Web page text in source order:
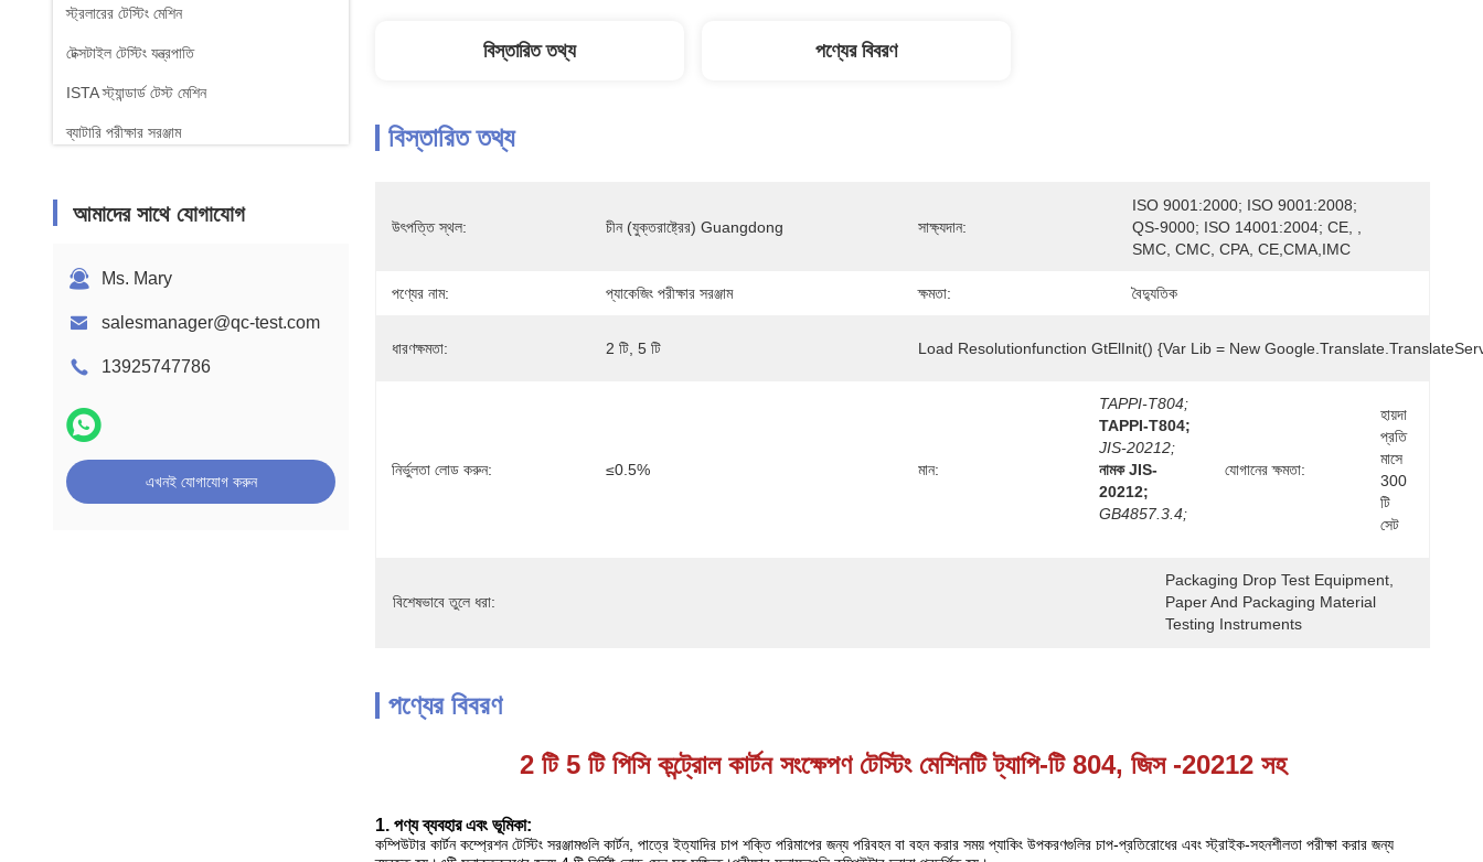
স্ট্রলারের টেস্টিং মেশিন
টেক্সটাইল টেস্টিং যন্ত্রপাতি
ISTA স্ট্যান্ডার্ড টেস্ট মেশিন
ব্যাটারি পরীক্ষার সরঞ্জাম
জ্বলনযোগ্যতা পরীক্ষার সরঞ্জাম
আমাদের সাথে যোগাযোগ
Ms. Mary
salesmanager@qc-test.com
13925747786
এখনই যোগাযোগ করুন
বিস্তারিত তথ্য পণ্যের বিবরণ
বিস্তারিত তথ্য
উৎপত্তি স্থল: চীন (যুক্তরাষ্ট্রের) Guangdong সাক্ষ্যদান:
ISO 9001:2000; ISO 9001:2008;
QS-9000; ISO 14001:2004; CE, ,
SMC, CMC, CPA, CE,CMA,IMC
পণ্যের নাম: প্যাকেজিং পরীক্ষার সরঞ্জাম ক্ষমতা: বৈদ্যুতিক
ধারণক্ষমতা: 2 টি, 5 টি Load Resolutionfunction GtElInit() {var Lib = New
নির্ভুলতা লোড করুন: ≤0.5% মান:
TAPPI-T804;
TAPPI-T804;
JIS-20212;
নামক JIS-
20212;
GB4857.3.4;
যোগানের ক্ষমতা:
হায়দা
প্রতি
মাসে
300
টি
সেট
বিশেষভাবে তুলে ধরা:
Packaging Drop Test Equipment
Paper And Packaging Material
Testing Instruments
পণ্যের বিবরণ
2 টি 5 টি পিসি কন্ট্রোল কার্টন সংক্ষেপণ টেস্টিং মেশিনটি ট্যাপি-টি 804, জিস -20212 সহ
1. পণ্য ব্যবহার এবং ভূমিকা:
কম্পিউটার কার্টন কম্প্রেশন টেস্টিং সরঞ্জামগুলি কার্টন, পাত্রে ইত্যাদির চাপ শক্তি পরিমাপের জন্য পরিবহন বা বহন করার সময় প্যাকিং উপকরণগুলির চাপ-প্রতিরোধের এবং স্ট্রাইক-সহনশীলতা পরীক্ষা করার জন্য